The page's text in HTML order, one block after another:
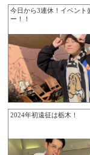
今日から3連休！イベント
ー！！
2024年初遠征は栃木！